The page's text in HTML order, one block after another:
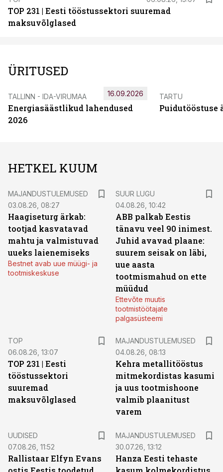
TOP 231 | Eesti tööstussektori suuremad
maksuvõlglased
ÜRITUSED
TALLINN - IDA-VIRUMAA
Energiasäästlikud lahendused
2026
16.09.2026 TARTU
Puidutööstuse
HETKEL KUUM
MAJANDUSTULEMUSED
03.08.26, 08:27
Haagiseturg ärkab:
tootjad kasvatavad
mahtu ja valmistuvad
uueks laienemiseks
Bestnet avab uue müügi- ja
tootmiskeskuse
SUUR LUGU
04.08.26, 10:42
ABB palkab Eestis
tänavu veel 90 inimest.
Juhid avavad plaane:
suurem seisak on läbi,
uue aasta
tootmismahud on ette
müüdud
Ettevõte muutis
tootmistöötajate
palgasüsteemi
TOP
06.08.26, 13:07
TOP 231 | Eesti
tööstussektori
suuremad
maksuvõlglased
MAJANDUSTULEMUSED
04.08.26, 08:13
Kehra metallitööstus
mitmekordistas kasumi
ja uus tootmishoone
valmib plaanitust
varem
UUDISED
07.08.26, 11:52
Rallistaar Elfyn Evans
MAJANDUSTULEMUSED
30.07.26, 13:12
Hanza Eesti tehaste